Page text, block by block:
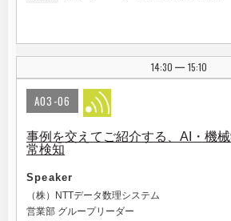
14:30 | 15:10
A03-06
事例を交えてご紹介する、AI・機
常検知
Speaker
（株）NTTデータ数理システム
営業部 グループリーダー